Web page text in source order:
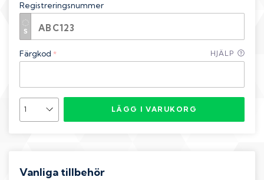
Registreringsnummer
Färgkod * HJÄLP
LÄGG I VARUKORG
Vanliga tillbehör